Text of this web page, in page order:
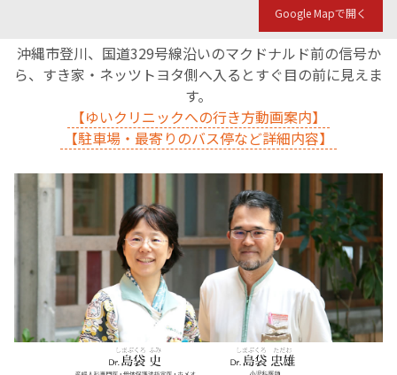
Google Mapで開く
沖縄市登川、国道329号線沿いのマクドナルド前の信号か
ら、すき家・ネッツトヨタ側へ入るとすぐ目の前に見えま
す。
【ゆいクリニックへの行き方動画案内】
【駐車場・最寄りのバス停など詳細内容】